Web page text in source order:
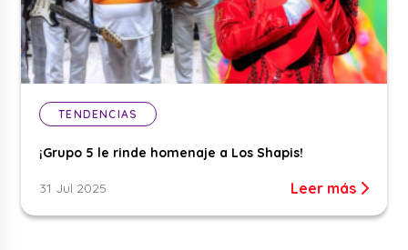
TENDENCIAS
¡Grupo 5 le rinde homenaje a Los Shapis!
31 Jul 2025 Leer más